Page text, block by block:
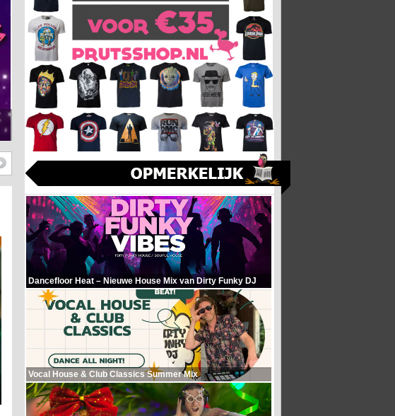
Dancefloor Heat – Nieuwe House Mix van Dirty Funky DJ
Vocal House & Club Classics Summer Mix